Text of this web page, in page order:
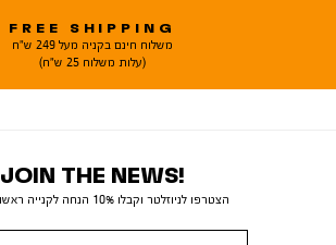
FREE SHIPPING
משלוח חינם בקניה מעל 249 ש"ח
(עלות משלוח 25 ש"ח)
JOIN THE NEWS!
הצטרפו לניוזלטר וקבלו 10% הנחה לקנייה ראשונה באתר